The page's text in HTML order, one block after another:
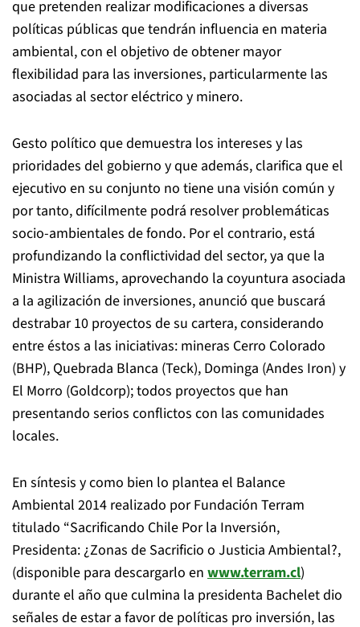
que pretenden realizar modificaciones a diversas
políticas públicas que tendrán influencia en materia
ambiental, con el objetivo de obtener mayor
flexibilidad para las inversiones, particularmente las
asociadas al sector eléctrico y minero.
Gesto político que demuestra los intereses y las
prioridades del gobierno y que además, clarifica que el
ejecutivo en su conjunto no tiene una visión común y
por tanto, difícilmente podrá resolver problemáticas
socio-ambientales de fondo. Por el contrario, está
profundizando la conflictividad del sector, ya que la
Ministra Williams, aprovechando la coyuntura asociada
a la agilización de inversiones, anunció que buscará
destrabar 10 proyectos de su cartera, considerando
entre éstos a las iniciativas: mineras Cerro Colorado
(BHP), Quebrada Blanca (Teck), Dominga (Andes Iron) y
El Morro (Goldcorp); todos proyectos que han
presentando serios conflictos con las comunidades
locales.
En síntesis y como bien lo plantea el Balance
Ambiental 2014 realizado por Fundación Terram
titulado “Sacrificando Chile Por la Inversión,
Presidenta: ¿Zonas de Sacrificio o Justicia Ambiental?,
(disponible para descargarlo en www.terram.cl)
durante el año que culmina la presidenta Bachelet dio
señales de estar a favor de políticas pro inversión, las